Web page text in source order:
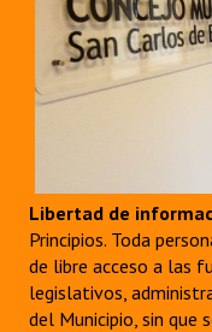
Libertad de
Principios. Toda
de libre acceso a las
legislativos,
del Municipio, sin que